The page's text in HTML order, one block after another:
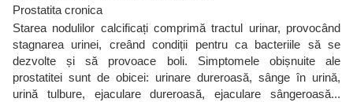
Prostatita cronica
Starea nodulilor calcificați comprimă tractul urinar, provocând
stagnarea urinei, creând condiții pentru ca bacteriile să se
dezvolte și să provoace boli. Simptomele obișnuite ale
prostatitei sunt de obicei: urinare dureroasă, sânge în urină,
urină tulbure, ejaculare dureroasă, ejaculare sângeroasă...